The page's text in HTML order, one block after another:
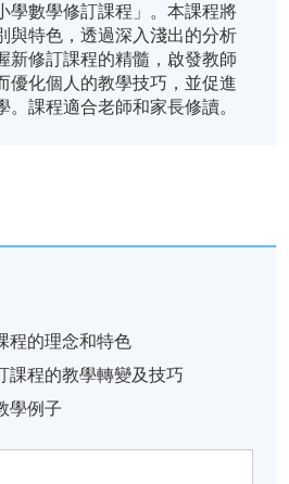
學數學修訂課程」。本課程將
與特色，透過深入淺出的分析
新修訂課程的精髓，啟發教師
優化個人的教學技巧，並促進
課程適合老師和家長修讀。
程的理念和特色
課程的教學轉變及技巧
學例子